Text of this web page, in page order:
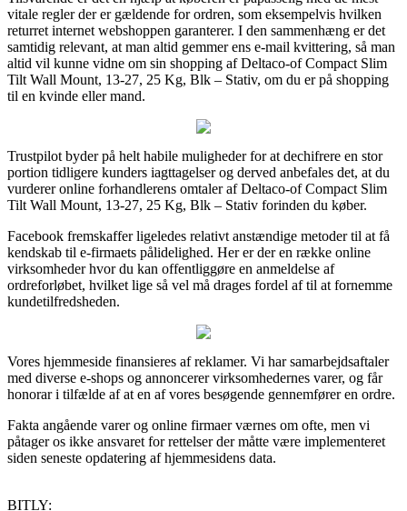
vitale regler der er gældende for ordren, som eksempelvis hvilken
returret internet webshoppen garanterer. I den sammenhæng er det
samtidig relevant, at man altid gemmer ens e-mail kvittering, så man
altid vil kunne vidne om sin shopping af Deltaco-of Compact Slim
Tilt Wall Mount, 13-27, 25 Kg, Blk – Stativ, om du er på shopping
til en kvinde eller mand.
Trustpilot byder på helt habile muligheder for at dechifrere en stor
portion tidligere kunders iagttagelser og derved anbefales det, at du
vurderer online forhandlerens omtaler af Deltaco-of Compact Slim
Tilt Wall Mount, 13-27, 25 Kg, Blk – Stativ forinden du køber.
Facebook fremskaffer ligeledes relativt anstændige metoder til at få
kendskab til e-firmaets pålidelighed. Her er der en række online
virksomheder hvor du kan offentliggøre en anmeldelse af
ordreforløbet, hvilket lige så vel må drages fordel af til at fornemme
kundetilfredsheden.
Vores hjemmeside finansieres af reklamer. Vi har samarbejdsaftaler
med diverse e-shops og annoncerer virksomhedernes varer, og får
honorar i tilfælde af at en af vores besøgende gennemfører en ordre.
Fakta angående varer og online firmaer værnes om ofte, men vi
påtager os ikke ansvaret for rettelser der måtte være implementeret
siden seneste opdatering af hjemmesidens data.
BITLY: